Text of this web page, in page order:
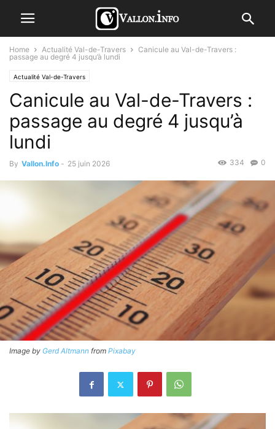
Home Actualité Val-de-Travers
Canicule au Val-de-Travers :
passage au degré 4 jusqu’à lundi
Actualité Val-de-Travers
Canicule au Val-de-Travers :
passage au degré 4 jusqu’à
lundi
By Vallon.Info - 25 juin 2026 0
334
Image by Gerd Altmann from Pixabay